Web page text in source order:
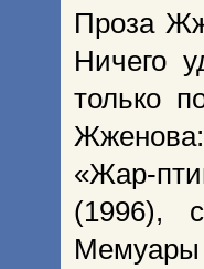
Проза
Ничего
только
Жженова:
«Жар-
(1996),
Мемуары